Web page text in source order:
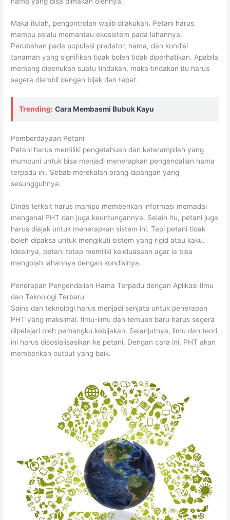
Maka itulah, pengontrolan wajib dilakukan. Petani harus
mampu selalu memantau ekosistem pada lahannya.
Perubahan pada populasi predator, hama, dan kondisi
tanaman yang signifikan tidak boleh tidak diperhatikan. Apabila
memang diperlukan suatu tindakan, maka tindakan itu harus
segera diambil dengan bijak dan tepat.
Trending: Cara Membasmi Bubuk Kayu
Pemberdayaan Petani
Petani harus memiliki pengetahuan dan keterampilan yang
mumpuni untuk bisa menjadi menerapkan pengendalian hama
terpadu ini. Sebab merekalah orang lapangan yang
sesungguhnya.
Dinas terkait harus mampu memberikan informasi memadai
mengenai PHT dan juga keuntungannya. Selain itu, petani juga
harus diajak untuk menerapkan sistem ini. Tapi petani tidak
boleh dipaksa untuk mengikuti sistem yang rigid atau kaku.
Idealnya, petani tetap memiliki keleluasaan agar ia bisa
mengolah lahannya dengan kondisinya.
Penerapan Pengendalian Hama Terpadu dengan Aplikasi Ilmu
dan Teknologi Terbaru
Sains dan teknologi harus menjadi senjata untuk penerapan
PHT yang maksimal. Ilmu-ilmu dan temuan baru harus segera
dipelajari oleh pemangku kebijakan. Selanjutnya, ilmu dan teori
ini harus disosialisasikan ke petani. Dengan cara ini, PHT akan
memberikan output yang baik.